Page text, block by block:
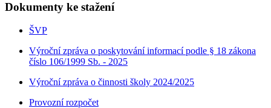
Dokumenty ke stažení
ŠVP
Výroční zpráva o poskytování informací podle § 18 zákona
číslo 106/1999 Sb. - 2025
Výroční zpráva o činnosti školy 2024/2025
Provozní rozpočet